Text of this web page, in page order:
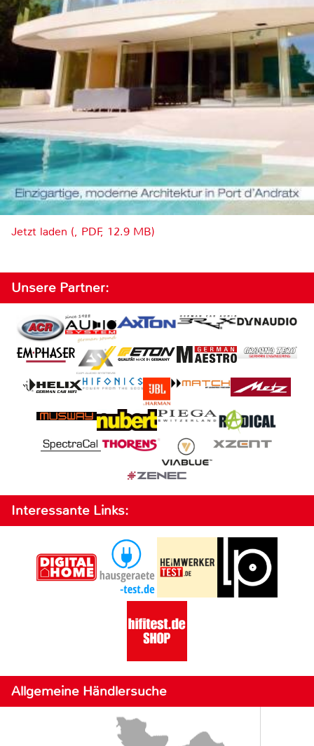
Jetzt laden (, PDF, 12.9 MB)
Unsere Partner:
Interessante Links:
Allgemeine Händlersuche